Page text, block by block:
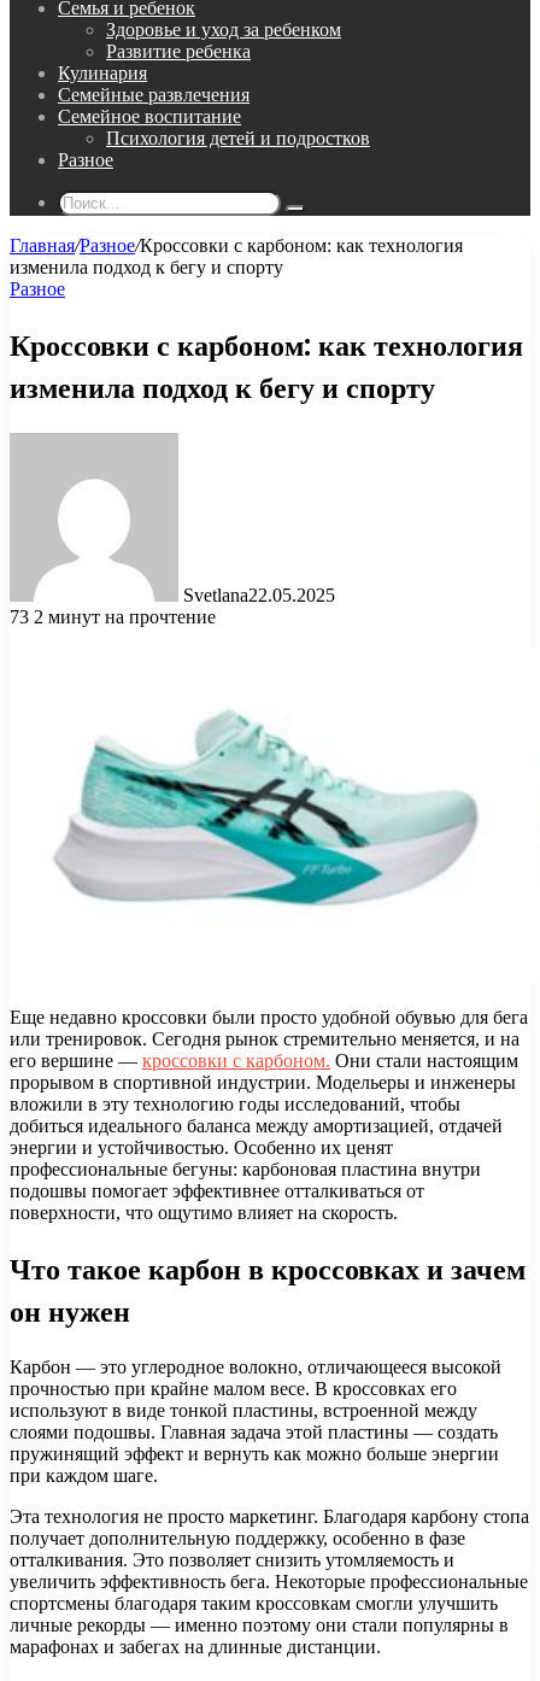
Семья и ребенок
Здоровье и уход за ребенком
Развитие ребенка
Кулинария
Семейные развлечения
Семейное воспитание
Психология детей и подростков
Разное
Поиск...
Главная/Разное/Кроссовки с карбоном: как технология
изменила подход к бегу и спорту
Разное
Кроссовки с карбоном: как технология
изменила подход к бегу и спорту
Svetlana22.05.2025
73 2 минут на прочтение
Еще недавно кроссовки были просто удобной обувью для бега
или тренировок. Сегодня рынок стремительно меняется, и на
его вершине — кроссовки с карбоном. Они стали настоящим
прорывом в спортивной индустрии. Модельеры и инженеры
вложили в эту технологию годы исследований, чтобы
добиться идеального баланса между амортизацией, отдачей
энергии и устойчивостью. Особенно их ценят
профессиональные бегуны: карбоновая пластина внутри
подошвы помогает эффективнее отталкиваться от
поверхности, что ощутимо влияет на скорость.
Что такое карбон в кроссовках и зачем
он нужен
Карбон — это углеродное волокно, отличающееся высокой
прочностью при крайне малом весе. В кроссовках его
используют в виде тонкой пластины, встроенной между
слоями подошвы. Главная задача этой пластины — создать
пружинящий эффект и вернуть как можно больше энергии
при каждом шаге.
Эта технология не просто маркетинг. Благодаря карбону стопа
получает дополнительную поддержку, особенно в фазе
отталкивания. Это позволяет снизить утомляемость и
увеличить эффективность бега. Некоторые профессиональные
спортсмены благодаря таким кроссовкам смогли улучшить
личные рекорды — именно поэтому они стали популярны в
марафонах и забегах на длинные дистанции.